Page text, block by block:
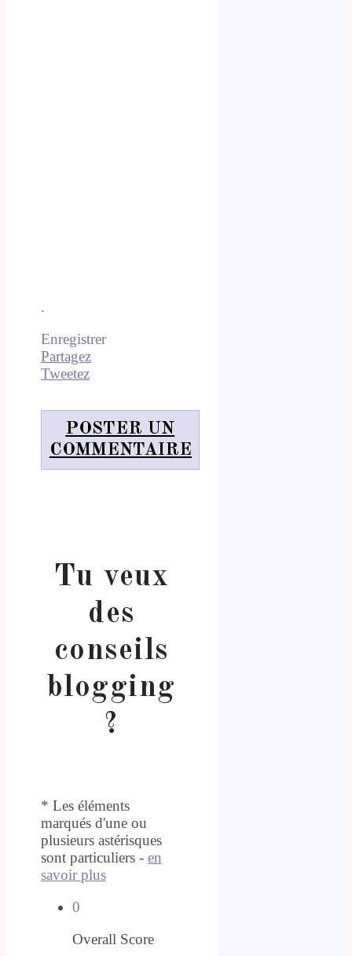
.
Enregistrer
Partagez
Tweetez
POSTER UN
COMMENTAIRE
Tu veux
des
conseils
blogging
?
* Les éléments
marqués d'une ou
plusieurs astérisques
sont particuliers - en
savoir plus
0
Overall Score